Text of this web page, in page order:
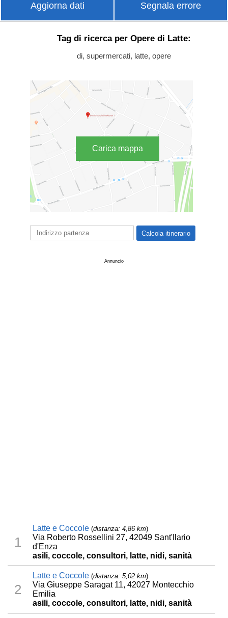
Aggiorna dati Segnala errore
Tag di ricerca per Opere di Latte:
di, supermercati, latte, opere
Carica mappa
Annuncio
1
Latte e Coccole (distanza: 4,86 km)
Via Roberto Rossellini 27, 42049 Sant'Ilario
d'Enza
asili, coccole, consultori, latte, nidi, sanità
2
Latte e Coccole (distanza: 5,02 km)
Via Giuseppe Saragat 11, 42027 Montecchio
Emilia
asili, coccole, consultori, latte, nidi, sanità